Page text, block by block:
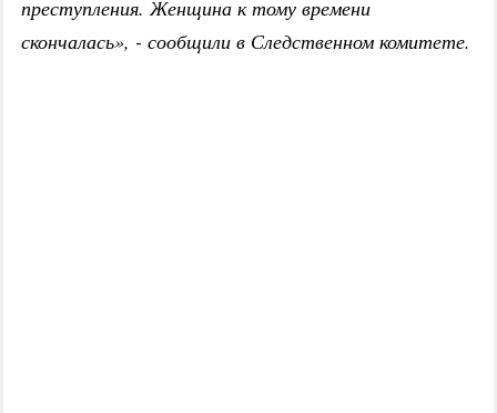
преступления. Женщина к тому времени
скончалась», - сообщили в Следственном комитете.